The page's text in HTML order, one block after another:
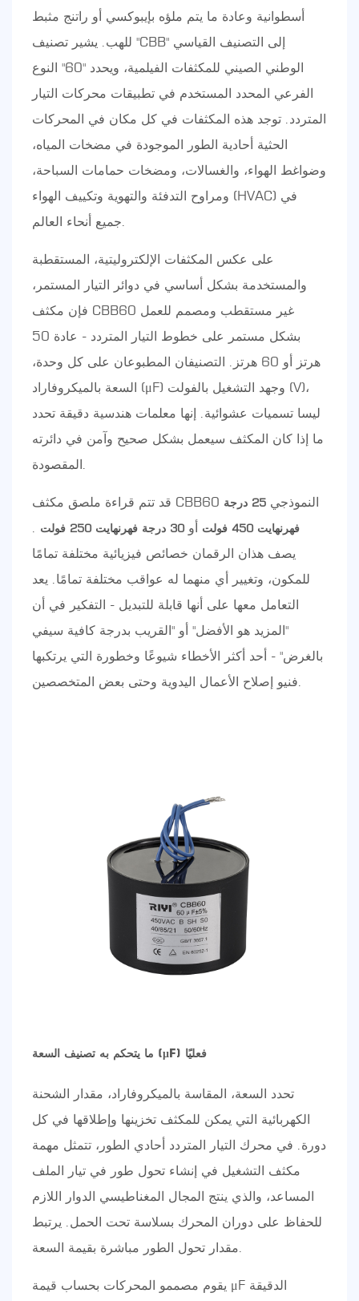
أسطوانية وعادة ما يتم ملؤه بإيبوكسي أو راتنج مثبط
للهب. يشير تصنيف "CBB" إلى التصنيف القياسي
الوطني الصيني للمكثفات الفيلمية، ويحدد "60" النوع
الفرعي المحدد المستخدم في تطبيقات محركات التيار
المتردد. توجد هذه المكثفات في كل مكان في المحركات
الحثية أحادية الطور الموجودة في مضخات المياه،
وضواغط الهواء، والغسالات، ومضخات حمامات السباحة،
ومراوح التدفئة والتهوية وتكييف الهواء (HVAC) في
جميع أنحاء العالم.
على عكس المكثفات الإلكتروليتية، المستقطبة
والمستخدمة بشكل أساسي في دوائر التيار المستمر،
فإن مكثف CBB60 غير مستقطب ومصمم للعمل
بشكل مستمر على خطوط التيار المتردد - عادة 50
هرتز أو 60 هرتز. التصنيفان المطبوعان على كل وحدة،
السعة بالميكروفاراد (μF) وجهد التشغيل بالفولت (V)،
ليسا تسميات عشوائية. إنها معلمات هندسية دقيقة تحدد
ما إذا كان المكثف سيعمل بشكل صحيح وآمن في دائرته
المقصودة.
قد تتم قراءة ملصق مكثف CBB60 النموذجي
25 درجة
فهرنهايت 450 فولت
أو 30 درجة فهرنهايت 250 فولت
.
يصف هذان الرقمان خصائص فيزيائية مختلفة تمامًا
للمكون، وتغيير أي منهما له عواقب مختلفة تمامًا. يعد
التعامل معها على أنها قابلة للتبديل - التفكير في أن
"المزيد هو الأفضل" أو "القريب بدرجة كافية سيفي
بالغرض" - أحد أكثر الأخطاء شيوعًا وخطورة التي يرتكبها
فنيو إصلاح الأعمال اليدوية وحتى بعض المتخصصين.
ما يتحكم به تصنيف السعة (μF) فعليًا
تحدد السعة، المقاسة بالميكروفاراد، مقدار الشحنة
الكهربائية التي يمكن للمكثف تخزينها وإطلاقها في كل
دورة. في محرك التيار المتردد أحادي الطور، تتمثل مهمة
مكثف التشغيل في إنشاء تحول طور في تيار الملف
المساعد، والذي ينتج المجال المغناطيسي الدوار اللازم
للحفاظ على دوران المحرك بسلاسة تحت الحمل. يرتبط
مقدار تحول الطور مباشرة بقيمة السعة.
يقوم مصممو المحركات بحساب قيمة μF الدقيقة